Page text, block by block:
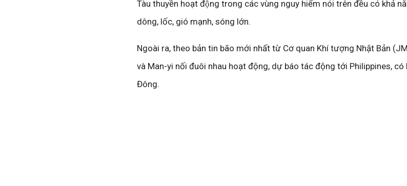
Tàu thuyền hoạt động trong các vùng nguy hiểm nói trên đều có khả
dông, lốc, gió mạnh, sóng lớn.
Ngoài ra, theo bản tin bão mới nhất từ Cơ quan Khí tượng Nhật Bản
và Man-yi nối đuôi nhau hoạt động, dự báo tác động tới Philippines, có
Đông.